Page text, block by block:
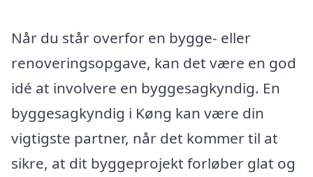
Når du står overfor en bygge- eller
renoveringsopgave, kan det være en god
idé at involvere en byggesagkyndig. En
byggesagkyndig i Køng kan være din
vigtigste partner, når det kommer til at
sikre, at dit byggeprojekt forløber glat og